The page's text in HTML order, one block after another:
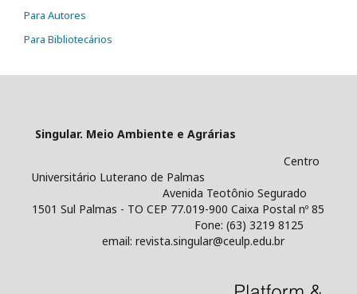
Para Autores
Para Bibliotecários
Singular. Meio Ambiente e Agrárias
Centro
Universitário Luterano de Palmas
Avenida Teotônio Segurado
1501 Sul Palmas - TO CEP 77.019-900 Caixa Postal nº 85
Fone: (63) 3219 8125
email: revista.singular@ceulp.edu.br